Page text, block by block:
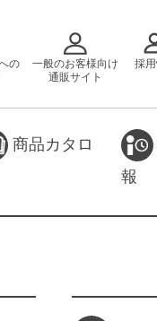
の
一般のお客様向け
通販サイト
採
商品カタロ
報